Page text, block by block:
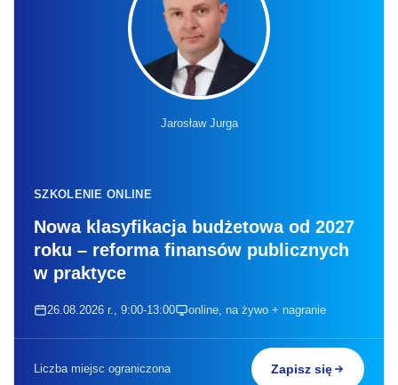
Jarosław Jurga
SZKOLENIE ONLINE
Nowa klasyfikacja budżetowa od 2027
roku – reforma finansów publicznych
w praktyce
26.08.2026 r., 9:00-13:00 online, na żywo + nagranie
Liczba miejsc ograniczona Zapisz się